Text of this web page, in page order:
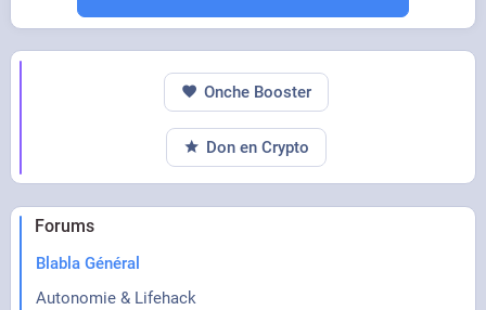
Forums
Blabla Général
Autonomie & Lifehack
Onche Booster
Don en Crypto